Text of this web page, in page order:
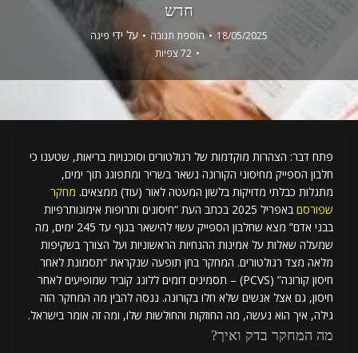
חדש
18/05/2025 הוספת תגובה על ידי פינה
72 צפיות
פתח דבר: הצהרות מוקדמות של רגולטורים וסוכנויות בריאות, שטענו כי
חלבון הספייק מחיסוני הקורונה נשאר בשריר ומתפוגג תוך ימים,
מתגלות כבלתי מדויקות בלשון המעטה לאור (עוד) ממצאים. מחקר
שפורסם
באפריל 2025 בכתב העת “חיסונים ותרופות אימונותרפיות
בבני אדם”
מצא שחלבון הספייק עשוי להישאר בגוף עד 245 ימים, מה
שמעלה שאלות על אמינות ההנחיות הראשוניות ועל הצורך בשקיפות
מלאה מצד רגולטורים. המחקר בחן תופעה שנקראת “תסמונת לאחר
חיסון קורונה” (PCVS) – תסמינים דומים ללונג קוביד שמופיעים לאחר
חיסון, גם אצל אנשים שלא חלו בקורונה. ננסה להבין מה המחקר הזה
גילה, איך הוא נעשה, מה החוזקות והחולשות שלו, ומה זה אומר בישראל.
מה המחקר בדק ואיך?